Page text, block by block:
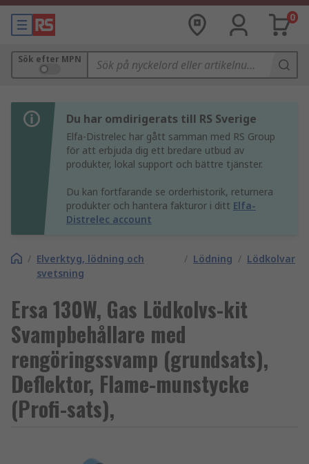
0
Sök efter MPN
Du har omdirigerats till RS Sverige
Elfa-Distrelec har gått samman med RS Group
för att erbjuda dig ett bredare utbud av
produkter, lokal support och bättre tjänster.
Du kan fortfarande se orderhistorik, returnera
produkter och hantera fakturor i ditt Elfa-
Distrelec account
/ Elverktyg, lödning och
svetsning
/ Lödning / Lödkolvar
Ersa 130W, Gas Lödkolvs-kit
Svampbehållare med
rengöringssvamp (grundsats),
Deflektor, Flame-munstycke
(Profi-sats),